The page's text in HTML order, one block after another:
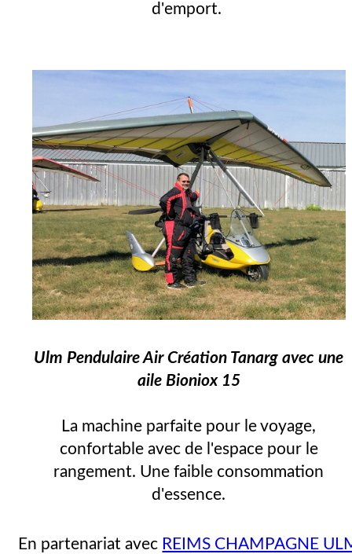
d'emport.
Ulm Pendulaire Air Création Tanarg avec une
aile Bioniox 15
La machine parfaite pour le voyage,
confortable avec de l'espace pour le
rangement. Une faible consommation
d'essence.
En partenariat avec REIMS CHAMPAGNE